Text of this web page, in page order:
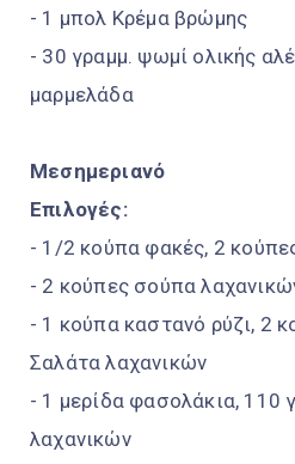
- 1 μπολ Κρέμα βρώμης
- 30 γραμμ. ψωμί ολικής
μαρμελάδα
Μεσημεριανό
Επιλογές:
- 1/2 κούπα φακές, 2
- 2 κούπες σούπα
- 1 κούπα καστανό ρύζι, 2
Σαλάτα λαχανικών
- 1 μερίδα φασολάκια, 110
λαχανικών